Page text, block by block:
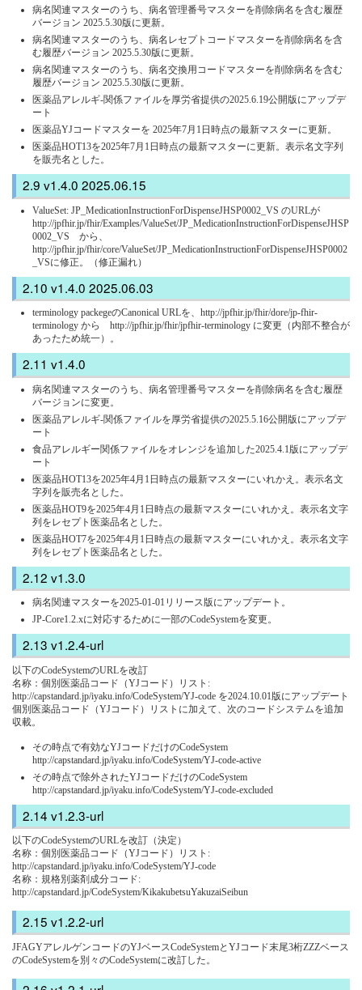
病名関連マスターのうち、病名管理番号マスターを削除病名を含む履歴
バージョン 2025.5.30版に更新。
病名関連マスターのうち、病名レセプトコードマスターを削除病名を含
む履歴バージョン 2025.5.30版に更新。
病名関連マスターのうち、病名交換用コードマスターを削除病名を含む
履歴バージョン 2025.5.30版に更新。
医薬品アレルギ-関係ファイルを厚労省提供の2025.6.19公開版にアップデ
ート
医薬品YJコードマスターを 2025年7月1日時点の最新マスターに更新。
医薬品HOT13を2025年7月1日時点の最新マスターに更新。表示名文字列
を販売名とした。
v1.4.0 2025.06.15
ValueSet: JP_MedicationInstructionForDispenseJHSP0002_VS のURLが
http://jpfhir.jp/fhir/Examples/ValueSet/JP_MedicationInstructionForDispenseJHSP
0002_VS から、
http://jpfhir.jp/fhir/core/ValueSet/JP_MedicationInstructionForDispenseJHSP0002
_VSに修正。（修正漏れ）
v1.4.0 2025.06.03
terminology packegeのCanonical URLを、http://jpfhir.jp/fhir/dore/jp-fhir-
terminology から http://jpfhir.jp/fhir/jpfhir-terminology に変更（内部不整合が
あったため統一）。
v1.4.0
病名関連マスターのうち、病名管理番号マスターを削除病名を含む履歴
バージョンに変更。
医薬品アレルギ-関係ファイルを厚労省提供の2025.5.16公開版にアップデ
ート
食品アレルギー関係ファイルをオレンジを追加した2025.4.1版にアップデ
ート
医薬品HOT13を2025年4月1日時点の最新マスターにいれかえ。表示名文
字列を販売名とした。
医薬品HOT9を2025年4月1日時点の最新マスターにいれかえ。表示名文字
列をレセプト医薬品名とした。
医薬品HOT7を2025年4月1日時点の最新マスターにいれかえ。表示名文字
列をレセプト医薬品名とした。
v1.3.0
病名関連マスターを2025-01-01リリース版にアップデート。
JP-Core1.2.xに対応するために一部のCodeSystemを変更。
v1.2.4-url
以下のCodeSystemのURLを改訂
名称：個別医薬品コード（YJコード）リスト:
http://capstandard.jp/iyaku.info/CodeSystem/YJ-code を2024.10.01版にアップデート
個別医薬品コード（YJコード）リストに加えて、次のコードシステムを追加
収載。
その時点で有効なYJコードだけのCodeSystem
http://capstandard.jp/iyaku.info/CodeSystem/YJ-code-active
その時点で除外されたYJコードだけのCodeSystem
http://capstandard.jp/iyaku.info/CodeSystem/YJ-code-excluded
v1.2.3-url
以下のCodeSystemのURLを改訂（決定）
名称：個別医薬品コード（YJコード）リスト:
http://capstandard.jp/iyaku.info/CodeSystem/YJ-code
名称：規格別薬剤成分コード:
http://capstandard.jp/CodeSystem/KikakubetsuYakuzaiSeibun
v1.2.2-url
JFAGYアレルゲンコードのYJベースCodeSystemとYJコード末尾3桁ZZZベース
のCodeSystemを別々のCodeSystemに改訂した。